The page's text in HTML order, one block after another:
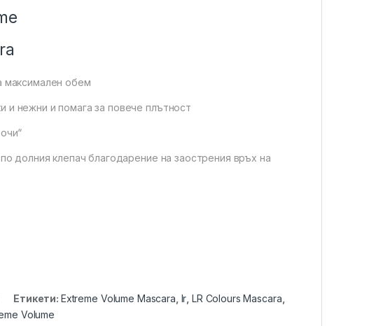
максимален обем
и нежни и помага за повече плътност
долния клепач благодарение на заострения връх на
Етикети: Extreme Volume Mascara lr ,LR Colours Mascara
Volume